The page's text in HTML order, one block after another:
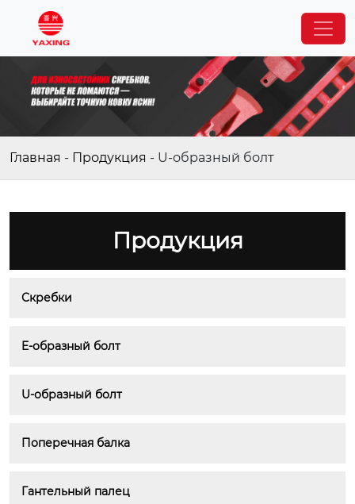
Главная - Продукция - U-образный болт
Продукция
Скребки
E-образный болт
U-образный болт
Поперечная балка
Гантельный палец